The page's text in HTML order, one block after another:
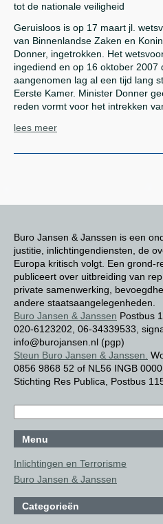
Buro Jansen & Janssen is een
justitie, inlichtingendiensten, de
Europa kritisch volgt. Een grond-
publiceert over uitbreiding van
private samenwerking,
andere staatsaangelegenheden.
Buro Jansen & Janssen Postbus
020-6123202, 06-34339533,
info@burojansen.nl (pgp)
Steun Buro Jansen & Janssen.
0856 9868 52 of NL56 INGB
Stichting Res Publica, Postbus
Menu
Inlichtingen en Terrorisme
Buro Jansen & Janssen
Categorieën
tot de nationale veiligheid
Geruisloos is op 17 maart jl.
van Binnenlandse Zaken en
Donner, ingetrokken. Het
ingediend en op 16 oktober 2007
aangenomen lag al een tijd lang
Eerste Kamer. Minister Donner
reden vormt voor het intrekken
lees meer